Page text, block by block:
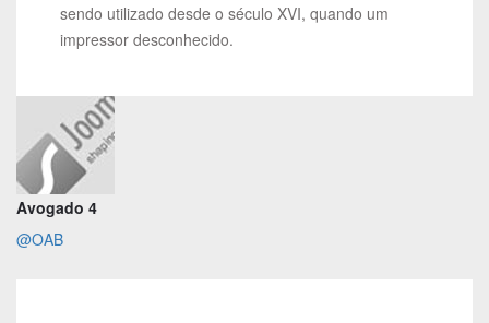
sendo utilizado desde o século XVI, quando um
impressor desconhecido.
Avogado 4
@OAB